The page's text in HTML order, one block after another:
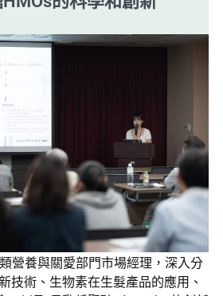
營養與關愛部門市場經理，深入分
技術、生物素在生髮產品的應用、